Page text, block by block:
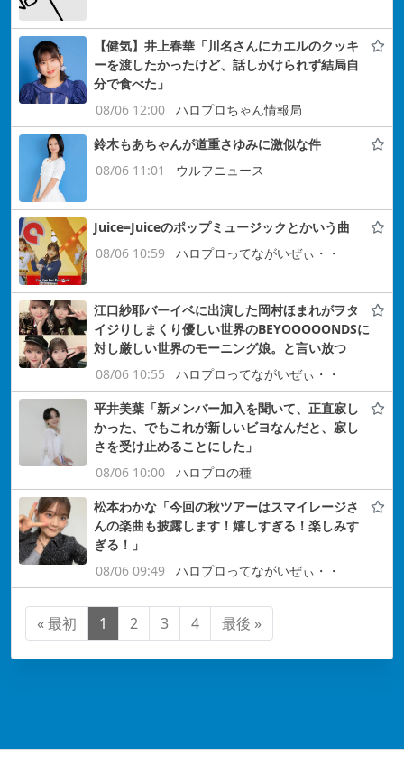
【健気】井上春華「川名さんにカエルのクッキ
ーを渡したかったけど、話しかけられず結局自
分で食べた」
08/06 12:00
ハロプロちゃん情報局
鈴木もあちゃんが道重さゆみに激似な件
08/06 11:01
ウルフニュース
Juice=Juiceのポップミュージックとかいう曲
08/06 10:59
ハロプロってながいぜぃ・・
江口紗耶バーイベに出演した岡村ほまれがヲタ
イジりしまくり優しい世界のBEYOOOOONDSに
対し厳しい世界のモーニング娘。と言い放つ
08/06 10:55
ハロプロってながいぜぃ・・
平井美葉「新メンバー加入を聞いて、正直寂し
かった、でもこれが新しいビヨなんだと、寂し
さを受け止めることにした」
08/06 10:00
ハロプロの種
松本わかな「今回の秋ツアーはスマイレージさ
んの楽曲も披露します！嬉しすぎる！楽しみす
ぎる！」
08/06 09:49
ハロプロってながいぜぃ・・
« 最初 1 2 3 4 最後 »